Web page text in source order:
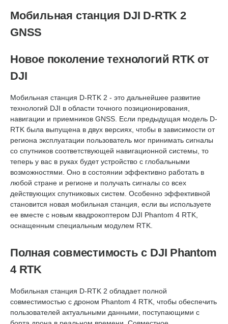
Мобильная станция DJI D-RTK 2
GNSS
Новое поколение технологий RTK от
DJI
Мобильная станция D-RTK 2 - это дальнейшее развитие
технологий DJI в области точного позиционирования,
навигации и приемников GNSS. Если предыдущая модель D-
RTK была выпущена в двух версиях, чтобы в зависимости от
региона эксплуатации пользователь мог принимать сигналы
со спутников соответствующей навигационной системы, то
теперь у вас в руках будет устройство с глобальными
возможностями. Оно в состоянии эффективно работать в
любой стране и регионе и получать сигналы со всех
действующих спутниковых систем. Особенно эффективной
становится новая мобильная станция, если вы используете
ее вместе с новым квадрокоптером DJI Phantom 4 RTK,
оснащенным специальным модулем RTK.
Полная совместимость с DJI Phantom
4 RTK
Мобильная станция D-RTK 2 обладает полной
совместимостью с дроном Phantom 4 RTK, чтобы обеспечить
пользователей актуальными данными, поступающими с